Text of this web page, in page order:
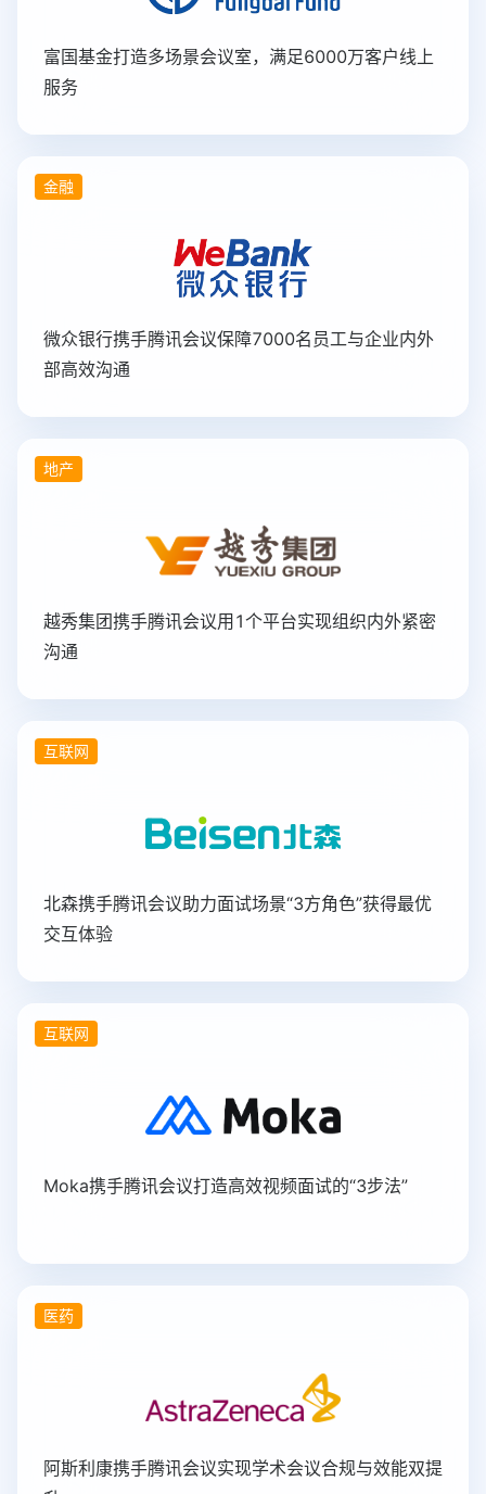
富国基金打造多场景会议室，满足6000万客户线上
服务
金融
微众银行携手腾讯会议保障7000名员工与企业内外
部高效沟通
地产
越秀集团携手腾讯会议用1个平台实现组织内外紧密
沟通
互联网
北森携手腾讯会议助力面试场景“3方角色”获得最优
交互体验
互联网
Moka携手腾讯会议打造高效视频面试的“3步法”
医药
阿斯利康携手腾讯会议实现学术会议合规与效能双提